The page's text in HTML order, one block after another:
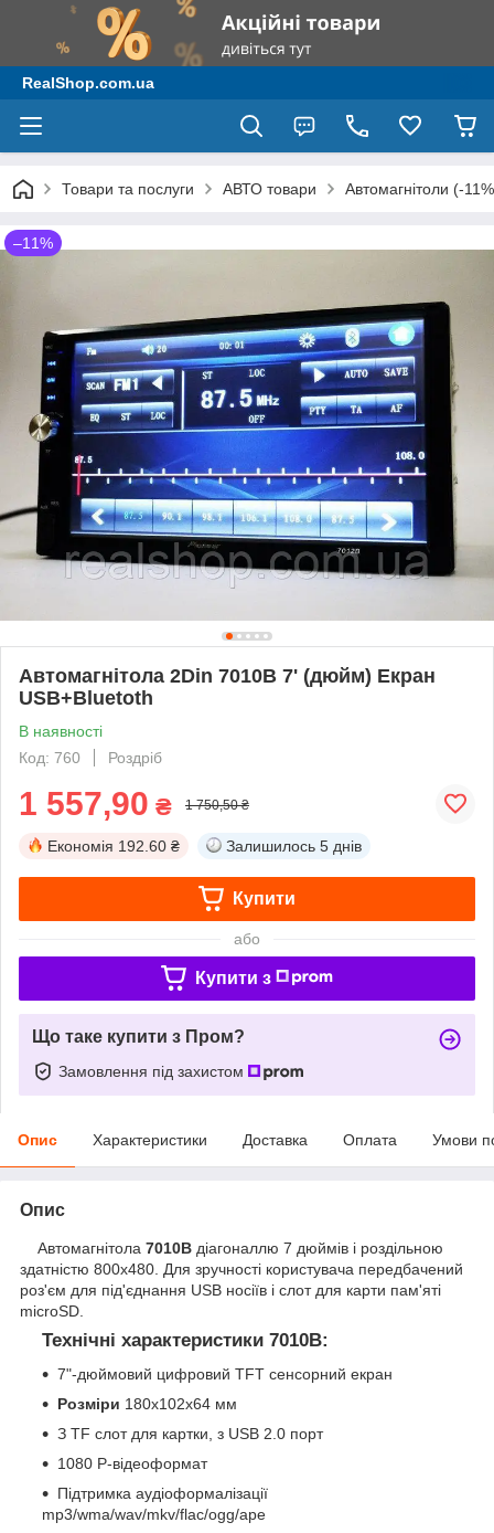
RealShop.com.ua
Товари та послуги АВТО товари Автомагнітоли (-
–11%
Автомагнітола 2Din 7010B 7' (дюйм) Екран
USB+Bluetoth
В наявності
Код: 760
Роздріб
1 557,90 ₴ 1 750,50 ₴
Економія 192.60 ₴ Залишилось 5 днів
Купити
або
Купити з
Що таке купити з Пром?
Замовлення під захистом
Опис Характеристики Доставка Оплата Умови
Опис
Автомагнітола 7010B діагоналлю 7 дюймів і роздільною
здатністю 800х480. Для зручності користувача передбачений
роз'єм для під'єднання USB носіїв і слот для карти пам'яті
microSD.
Технічні характеристики 7010B:
7"-дюймовий цифровий TFT сенсорний екран
Розміри 180х102х64 мм
З TF слот для картки, з USB 2.0 порт
1080 P-відеоформат
Підтримка аудіоформалізації
mp3/wma/wav/mkv/flac/ogg/ape